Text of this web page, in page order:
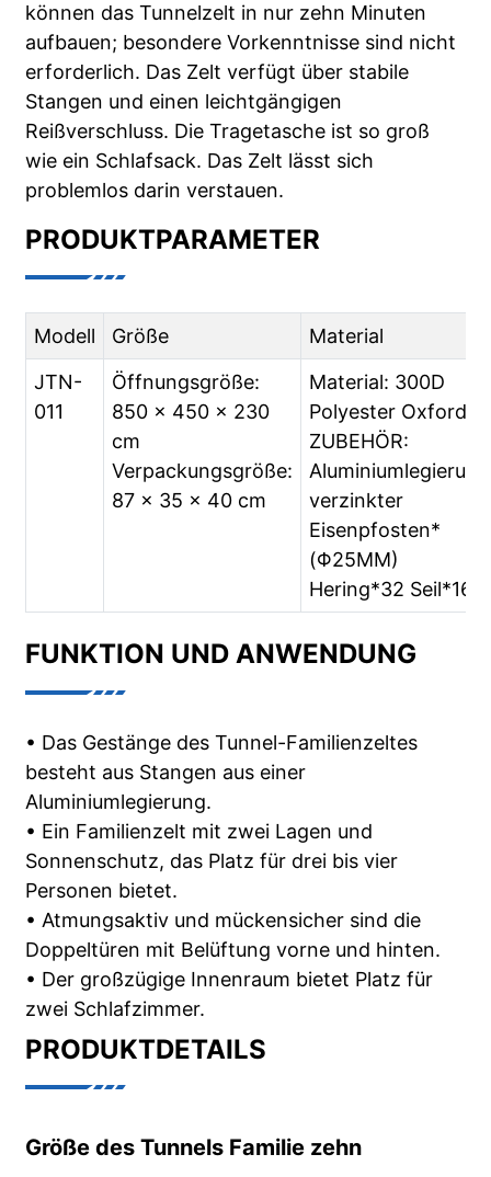
können das Tunnelzelt in nur zehn Minuten
aufbauen; besondere Vorkenntnisse sind nicht
erforderlich. Das Zelt verfügt über stabile
Stangen und einen leichtgängigen
Reißverschluss. Die Tragetasche ist so groß
wie ein Schlafsack. Das Zelt lässt sich
problemlos darin verstauen.
PRODUKTPARAMETER
Modell Größe
Material
JTN-
011
Öffnungsgröße:
850 x 450 x 230
cm
Verpackungsgröße:
87 x 35 x 40 cm
Material: 300D
Polyester Oxford
ZUBEHÖR:
verzinkter
Eisenpfosten*
(Φ25MM)
Hering*32 Seil*16
FUNKTION UND ANWENDUNG
• Das Gestänge des Tunnel-Familienzeltes
besteht aus Stangen aus einer
Aluminiumlegierung.
• Ein Familienzelt mit zwei Lagen und
Sonnenschutz, das Platz für drei bis vier
Personen bietet.
• Atmungsaktiv und mückensicher sind die
Doppeltüren mit Belüftung vorne und hinten.
• Der großzügige Innenraum bietet Platz für
zwei Schlafzimmer.
PRODUKTDETAILS
Größe des Tunnels Familie zehn